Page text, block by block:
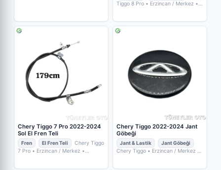
Tiggo 8 Pro • Erzincan / Merkez •
Chery Tiggo 7 Pro 2022-2024
Sol El Fren Teli
Fren El Fren Teli
Chery Tiggo
7 Pro • Erzincan / Merkez •
Chery Tiggo 2022-2024 Jant
Göbeği
Jant & Lastik Jant Göbeği
Chery Tiggo • Erzincan / Merkez •